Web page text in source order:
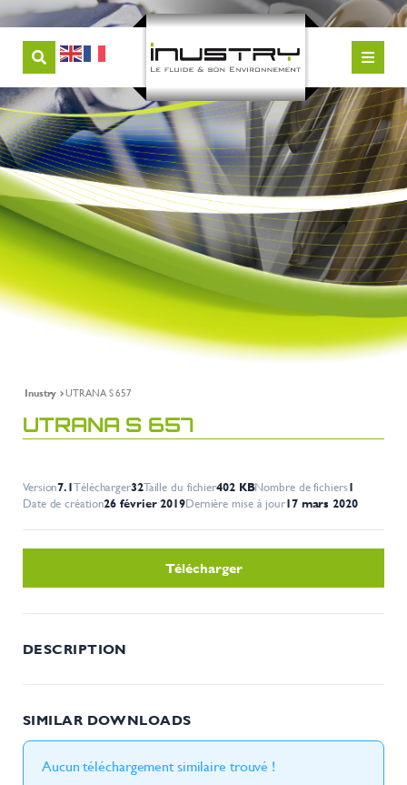
Inustry UTRANA S 657
UTRANA S 657
Version7.1Télécharger32Taille du fichier402 KBNombre de fichiers1
Date de création26 février 2019Dernière mise à jour17 mars 2020
Télécharger
DESCRIPTION
SIMILAR DOWNLOADS
Aucun téléchargement similaire trouvé !